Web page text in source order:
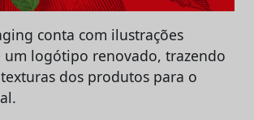
conta com ilustrações
um logótipo renovado, trazendo
dos produtos para o